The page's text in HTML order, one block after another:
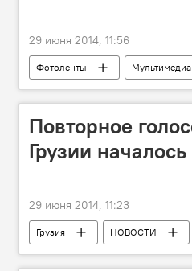
29 июня 2014, 11:56
Фотоленты Мультимедиа
Повторное
Грузии
29 июня 2014, 11:23
Грузия НОВОСТИ